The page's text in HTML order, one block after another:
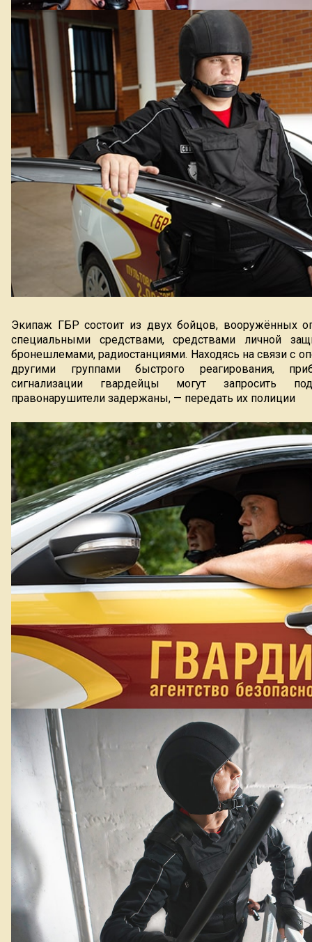
Экипаж ГБР состоит из двух бойцов, вооружённых
специальными средствами, средствами личной
бронешлемами, радиостанциями. Находясь на связи с
другими группами быстрого реагирования,
сигнализации гвардейцы могут запросить
правонарушители задержаны, — передать их полиции